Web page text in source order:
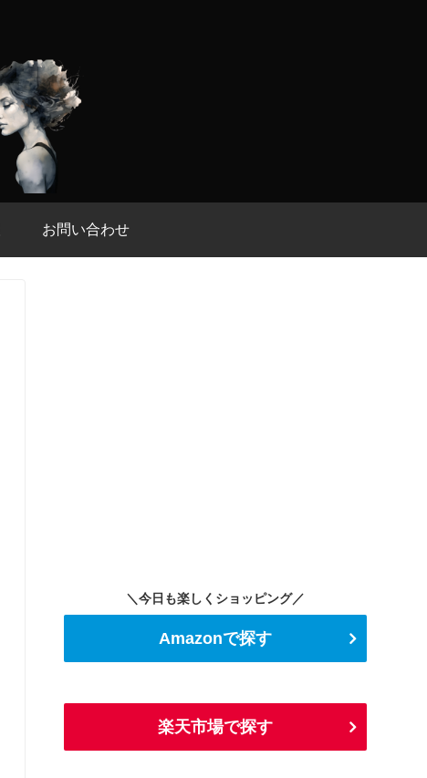
お問い合わせ
＼今日も楽しくショッピング／
Amazonで探す
楽天市場で探す